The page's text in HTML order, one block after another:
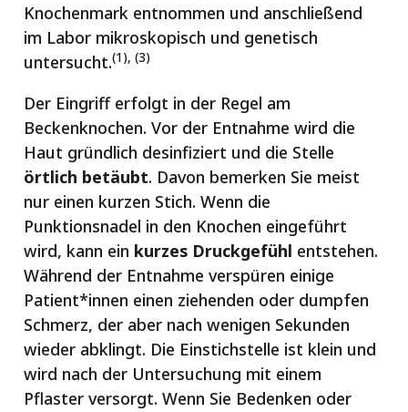
Knochenmark entnommen und anschließend
im Labor mikroskopisch und genetisch
untersucht.(1), (3)
Der Eingriff erfolgt in der Regel am
Beckenknochen. Vor der Entnahme wird die
Haut gründlich desinfiziert und die Stelle
örtlich betäubt. Davon bemerken Sie meist
nur einen kurzen Stich. Wenn die
Punktionsnadel in den Knochen eingeführt
wird, kann ein kurzes Druckgefühl entstehen.
Während der Entnahme verspüren einige
Patient*innen einen ziehenden oder dumpfen
Schmerz, der aber nach wenigen Sekunden
wieder abklingt. Die Einstichstelle ist klein und
wird nach der Untersuchung mit einem
Pflaster versorgt. Wenn Sie Bedenken oder